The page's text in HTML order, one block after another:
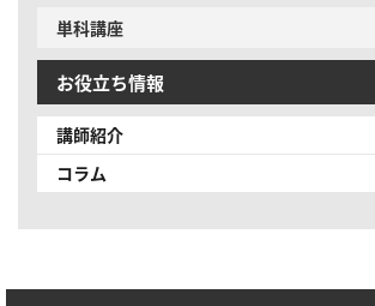
単科講座
お役立ち情報
講師紹介
コラム